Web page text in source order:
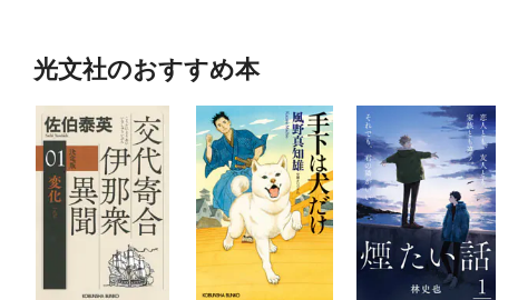
光文社のおすすめ本